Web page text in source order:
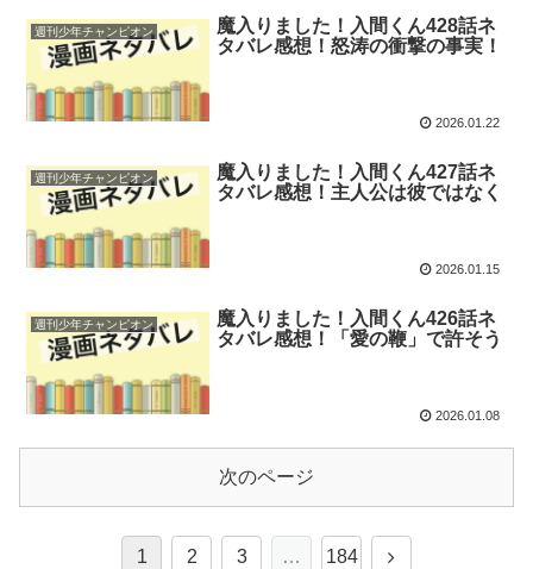
週刊少年チャンピオン
魔入りました！入間くん428話ネ
タバレ感想！怒涛の衝撃の事実！
2026.01.22
週刊少年チャンピオン
魔入りました！入間くん427話ネ
タバレ感想！主人公は彼ではなく
2026.01.15
週刊少年チャンピオン
魔入りました！入間くん426話ネ
タバレ感想！「愛の鞭」で許そう
2026.01.08
次のページ
1 2 3 … 184